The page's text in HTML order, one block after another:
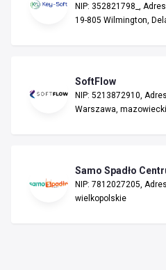
NIP: 352821798_,
19-805 Wilmington,
SoftFlow
NIP: 5213872910,
Warszawa,
Samo Spadło
NIP: 7812027205,
wielkopolskie